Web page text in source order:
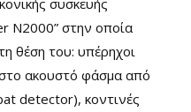
συσκευής
N2000” στην οποία
θέση του: υπέρηχοι
ακουστό φάσμα από
detector), κοντινές